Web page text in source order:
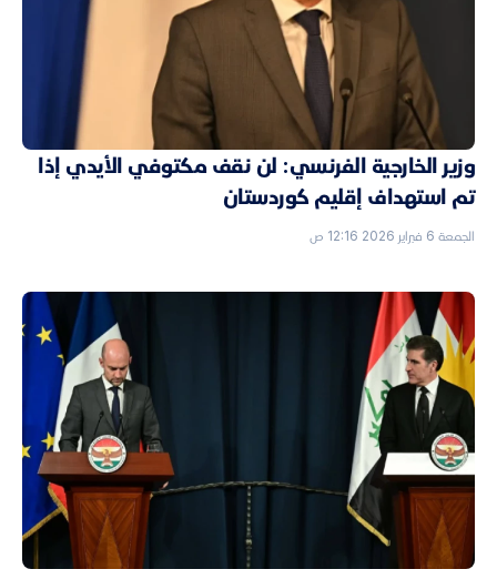
وزير الخارجية الفرنسي: لن نقف مكتوفي الأيدي إذا
تم استهداف إقليم كوردستان
الجمعة 6 فبراير 2026 12:16 ص